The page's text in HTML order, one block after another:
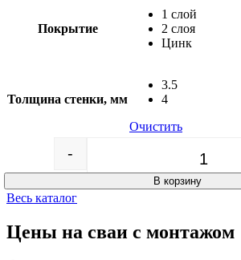
Покрытие
1 слой
2 слоя
Цинк
Толщина стенки, мм
3.5
4
Очистить
Quantity
-
В корзину
Весь каталог
Цены на сваи с монтажом